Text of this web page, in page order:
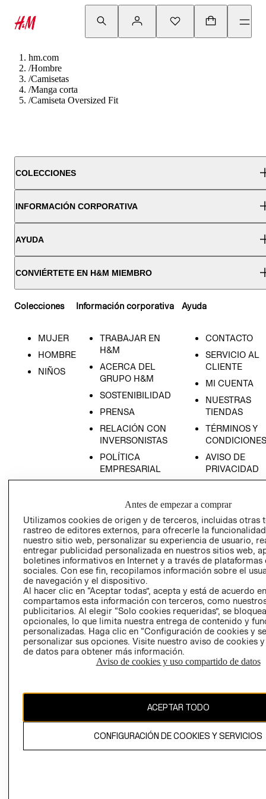
hm.com
/Hombre
/Camisetas
/Manga corta
/Camiseta Oversized Fit
COLECCIONES
INFORMACIÓN CORPORATIVA
AYUDA
CONVIÉRTETE EN H&M MIEMBRO
Colecciones
MUJER
HOMBRE
NIÑOS
Información corporativa
TRABAJAR EN
H&M
ACERCA DEL
GRUPO H&M
SOSTENIBILIDAD
PRENSA
RELACIÓN CON
INVERSONISTAS
POLÍTICA
EMPRESARIAL
Ayuda
CONTACTO
SERVICIO AL
CLIENTE
MI CUENTA
NUESTRAS
TIENDAS
TÉRMINOS Y
CONDICIONES
AVISO DE
PRIVACIDAD
AVISO DE
LIBRO DE
Ecuador ($)
CAMBIAR REGIÓN
propiedad de H&M Hennes & Mauritz AB.
Antes de empezar a comprar
Utilizamos cookies de origen y de terceros, incluidas otras
rastreo de editores externos, para ofrecerle la
nuestro sitio web, personalizar su experiencia de usuario,
entregar publicidad personalizada en nuestros sitios web,
boletines informativos en Internet y a través de plataformas
sociales. Con ese fin, recopilamos información sobre el
de navegación y el dispositivo.
Al hacer clic en “Aceptar todas”, acepta y está de acuerdo
compartamos esta información con terceros, como
publicitarios. Al elegir “Solo cookies requeridas”, se
opcionales, lo que limita nuestra entrega de contenido y
personalizadas. Haga clic en “Configuración de cookies y
personalizar sus opciones. Visite nuestro aviso de cookies
de datos para obtener más información.
Aviso de cookies y uso compartido de datos
ACEPTAR TODO
CONFIGURACIÓN DE COOKIES Y SERVICIOS